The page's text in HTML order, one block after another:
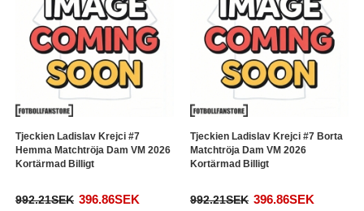
Tjeckien Ladislav Krejci #7
Hemma Matchtröja Dam VM 2026
Kortärmad Billigt
992.21SEK 396.86SEK
Tjeckien Ladislav Krejci #7 Borta
Matchtröja Dam VM 2026
Kortärmad Billigt
992.21SEK 396.86SEK